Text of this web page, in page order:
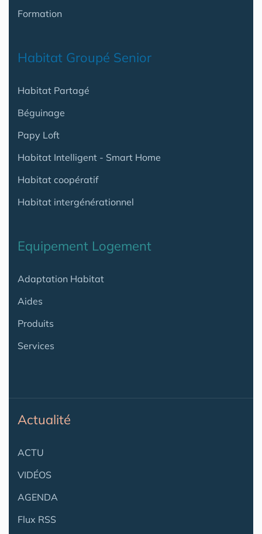
Formation
Habitat Groupé Senior
Habitat Partagé
Béguinage
Papy Loft
Habitat Intelligent - Smart Home
Habitat coopératif
Habitat intergénérationnel
Equipement Logement
Adaptation Habitat
Aides
Produits
Services
Actualité
ACTU
VIDÉOS
AGENDA
Flux RSS